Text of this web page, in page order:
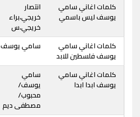
كلمات اغاني سامي
يوسف ليس باسمي
انتصار
خريجي،براء
خريجي،س
كلمات اغاني سامي
يوسف فلسطين للابد
سامي يوسف
كلمات اغاني سامي
يوسف ابدا ابدا
سامي
يوسف/
محبوب/
مصطفى ديم